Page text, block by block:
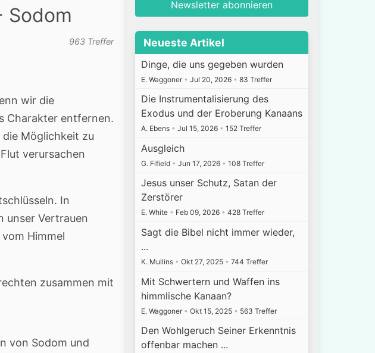
Sodom
963 Treffer
wir die
Charakter entfernen.
Möglichkeit zu
verursachen
In
unser Vertrauen
Himmel
zusammen mit
von Sodom und
Newsletter abonnieren
Neueste Artikel
Dinge, die uns gegeben wurden
E. Waggoner • Jul 20, 2026 • 83 Treffer
Die Instrumentalisierung des
Exodus und der Eroberung Kanaans
A. Ebens • Jul 15, 2026 • 152 Treffer
Ausgleich
G. Fifield • Jun 17, 2026 • 108 Treffer
Jesus unser Schutz, Satan der
Zerstörer
E. White • Feb 09, 2026 • 428 Treffer
Sagt die Bibel nicht immer wieder,
...
K. Mullins • Okt 27, 2025 • 744 Treffer
Mit Schwertern und Waffen ins
himmlische Kanaan?
E. Waggoner • Okt 15, 2025 • 563 Treffer
Den Wohlgeruch Seiner Erkenntnis
offenbar machen ...